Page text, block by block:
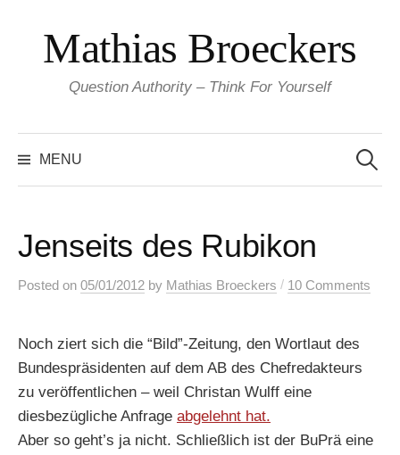
content
Mathias Broeckers
Question Authority – Think For Yourself
MENU
for:
Jenseits des Rubikon
Posted on 05/01/2012 by Mathias Broeckers / 10 Comments
Noch ziert sich die “Bild”-Zeitung, den Wortlaut des
Bundespräsidenten auf dem AB des Chefredakteurs
zu veröffentlichen – weil Christan Wulff eine
diesbezügliche Anfrage abgelehnt hat.
Aber so geht’s ja nicht. Schließlich ist der BuPrä eine